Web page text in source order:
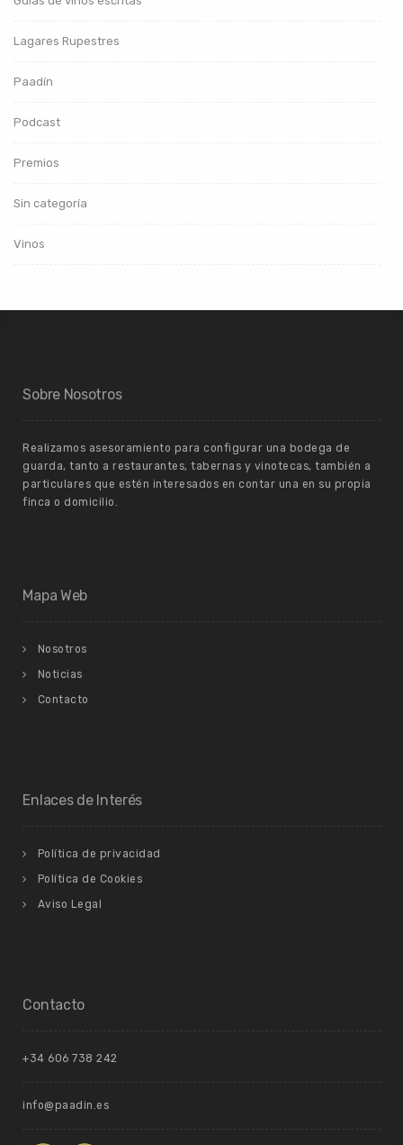
Lagares Rupestres
Paadín
Podcast
Premios
Sin categoría
Vinos
Sobre Nosotros
Realizamos asesoramiento para configurar una bodega de
guarda, tanto a restaurantes, tabernas y vinotecas, también a
particulares que estén interesados en contar una en su propia
finca o domicilio.
Mapa Web
Nosotros
Noticias
Contacto
Enlaces de Interés
Política de privacidad
Política de Cookies
Aviso Legal
Contacto
+34 606 738 242
info@paadin.es